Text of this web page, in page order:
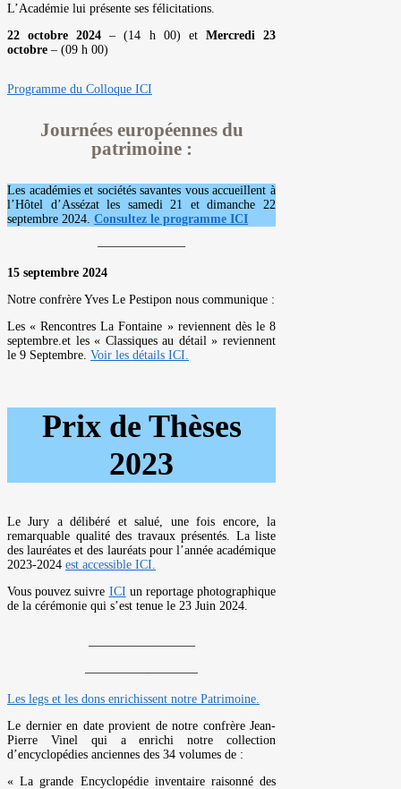
L’Académie lui présente ses félicitations.
22 octobre 2024 – (14 h 00) et Mercredi 23
octobre – (09 h 00)
Programme du Colloque ICI
Journées européennes du
patrimoine :
Les académies et sociétés savantes vous accueillent à
l’Hôtel d’Assézat les samedi 21 et dimanche 22
septembre 2024. Consultez le programme ICI
———————
15 septembre 2024
Notre confrère Yves Le Pestipon nous communique :
Les « Rencontres La Fontaine » reviennent dès le 8
septembre.et les « Classiques au détail » reviennent
le 9 Septembre. Voir les détails ICI.
Prix de Thèses
2023
Le Jury a délibéré et salué, une fois encore, la
remarquable qualité des travaux présentés. La liste
des lauréates et des lauréats pour l’année académique
2023-2024 est accessible ICI.
Vous pouvez suivre ICI un reportage photographique
de la cérémonie qui s’est tenue le 23 Juin 2024.
————————–
—————————
Les legs et les dons enrichissent notre Patrimoine.
Le dernier en date provient de notre confrère Jean-
Pierre Vinel qui a enrichi notre collection
d’encyclopédies anciennes des 34 volumes de :
« La grande Encyclopédie inventaire raisonné des